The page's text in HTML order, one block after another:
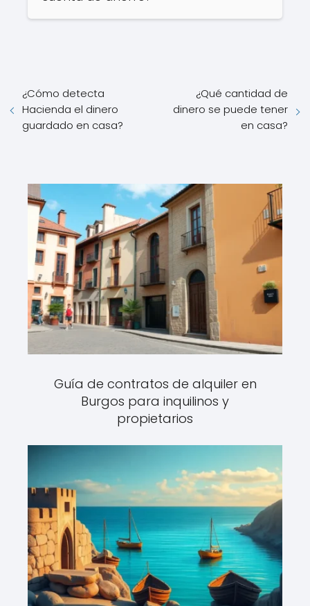
¿Cómo detecta
Hacienda el dinero
guardado en casa?
¿Qué cantidad de
dinero se puede tener
en casa?
Guía de contratos de alquiler en
Burgos para inquilinos y
propietarios